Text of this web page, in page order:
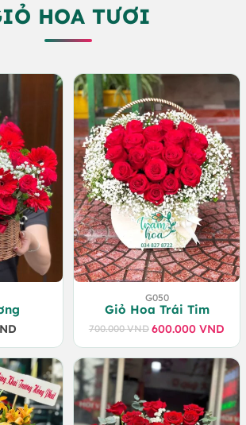
HOA TƯƠI
G050
Giỏ Hoa Trái Tim
700.000VND Giá
gốc
là:
700.000 VND.
600.000VND
Giá
hiện
tại
là:
600.000 VND.